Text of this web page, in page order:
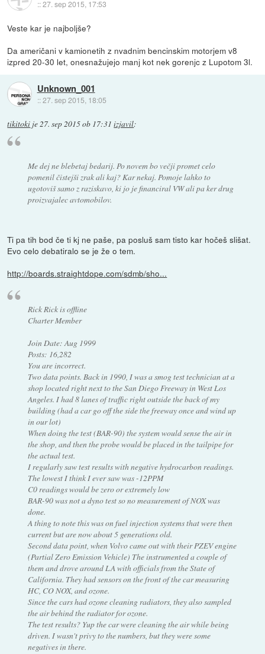
::27. sep 2015, 17:53
Veste kar je najboljše?
Da američani v kamionetih z nvadnim bencinskim motorjem v8
izpred 20-30 let, onesnažujejo manj kot nek gorenjc z Lupotom 3l.
Unknown_001
::27. sep 2015, 18:05
tikitoki je27. sep 2015 ob 17:31 izjavil:
Me dej ne blebetaj bedarij. Po novem bo večji promet celo
pomenil čistejši zrak ali kaj? Kar nekaj. Pomoje lahko to
ugotoviš samo z raziskavo, ki jo je financiral VW ali pa ker drug
proizvajalec avtomobilov.
Ti pa tih bod če ti kj ne paše, pa posluš sam tisto kar hočeš slišat.
Evo celo debatiralo se je že o tem.
http://boards.straightdope.com/sdmb/sho...
Rick Rick is offline
Charter Member
Join Date: Aug 1999
Posts: 16,282
You are incorrect.
Two data points. Back in 1990, I was a smog test technician at a
shop located right next to the San Diego Freeway in West Los
Angeles. I had 8 lanes of traffic right outside the back of my
building (had a car go off the side the freeway once and wind up
in our lot)
When doing the test (BAR-90) the system would sense the air in
the shop, and then the probe would be placed in the tailpipe for
the actual test.
I regularly saw test results with negative hydrocarbon readings.
The lowest I think I ever saw was -12PPM
C0 readings would be zero or extremely low
BAR-90 was not a dyno test so no measurement of NOX was
done.
A thing to note this was on fuel injection systems that were then
current but are now about 5 generations old.
Second data point, when Volvo came out with their PZEV engine
(Partial Zero Emission Vehicle) The instrumented a couple of
them and drove around LA with officials from the State of
California. They had sensors on the front of the car measuring
HC, CO NOX, and ozone.
Since the cars had ozone cleaning radiators, they also sampled
the air behind the radiator for ozone.
The test results? Yup the car were cleaning the air while being
driven. I wasn't privy to the numbers, but they were some
negatives in there.